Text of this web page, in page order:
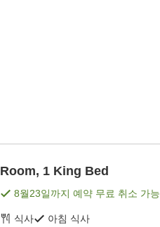
Room, 1 King Bed
8월23일까지 예약 무료 취소 가능
식사 아침 식사